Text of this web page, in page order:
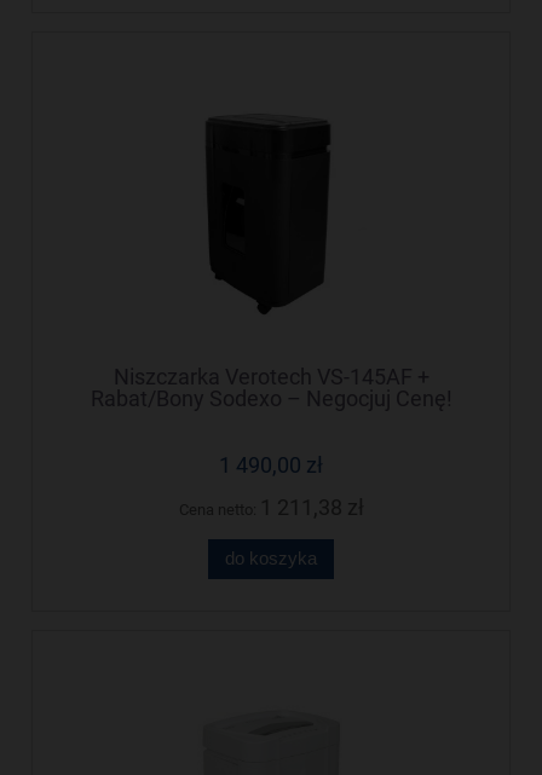
Niszczarka Verotech VS-145AF +
Rabat/Bony Sodexo – Negocjuj Cenę!
1 490,00 zł
do koszyka